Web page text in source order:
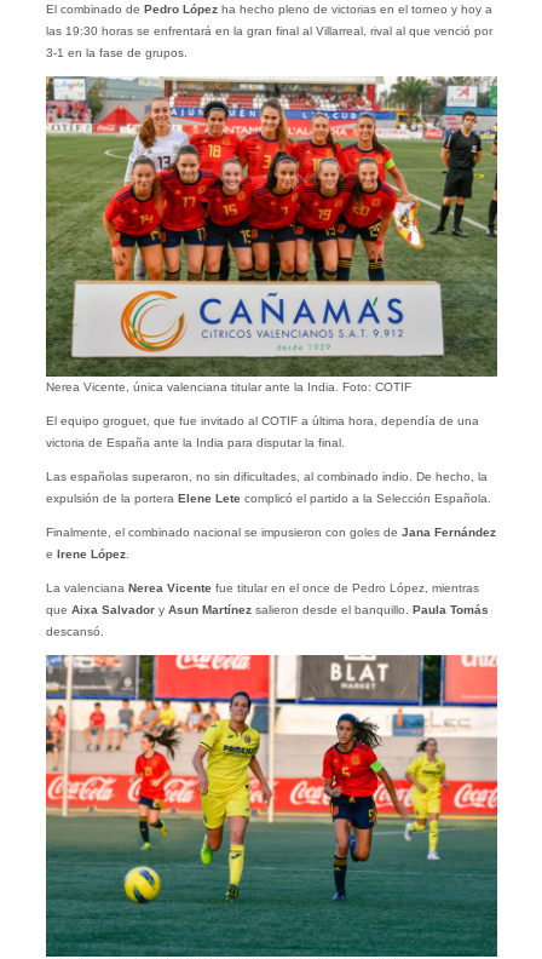
El combinado de Pedro Lópezha hecho pleno de victorias en el torneo y hoy a
las 19:30 horas se enfrentará en la gran final al Villarreal, rival al que venció por
3-1 en la fase de grupos.
Nerea Vicente, única valenciana titular ante la India. Foto: COTIF
El equipo groguet, que fue invitado al COTIF a última hora, dependía de una
victoria de España ante la India para disputar la final.
Las españolas superaron, no sin dificultades, al combinado indio. De hecho, la
expulsión de la portera Elene Letecomplicó el partido a la Selección Española.
Finalmente, el combinado nacional se impusieron con goles de Jana Fernández
e
Irene López.
La valenciana Nerea Vicente fue titular en el once de Pedro López, mientras
que Aixa Salvadory Asun Martínezsalieron desde el banquillo. Paula Tomás
descansó.